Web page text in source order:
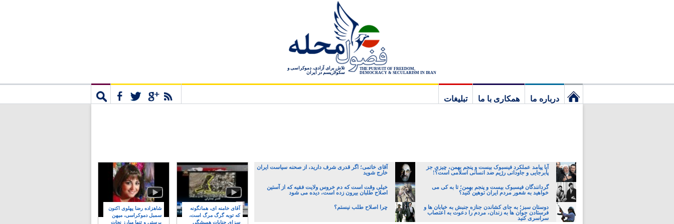
THE PURSUIT OF FREEDOM,
DEMOCRACY & SECULARISM IN IRAN
تلاش برای آزادی، دموکراسی و
سکولاریسم در ایران
درباره ما همکاری با ما
تبلیغات
آیا پیامد عملکرد فیسبوک بیست و پنجم بهمن، چیزی جز
پابرجایی و جاودانی رژیم ضد انسانی اسلامی است؟!
آقای خاتمی؛ اگر قدری شرف دارید، از صحنه سیاست ایران
خارج شوید
گردانندگان فیسبوک بیست و پنجم بهمن؛ تا به کی می
خواهید به شعور مردم ایران توهین کنید؟
خیلی وقت است که دم خروس ولایت فقیه که از آستین
اصلاح طلبان بیرون زده است، دیده می شود
دوستان سبز؛ به جای کشاندن جنازه جنبش به خیابان ها و
فرستادن جوان ها به زندان، مردم را دعوت به اعتصاب
سراسری کنید
چرا اصلاح طلب نیستم؟
شاهزاده رضا پهلوی اکنون
سمبل دموکراسی، میهن
پرستی و تنها مبارز نجات
آقای خامنه ای، همانگونه
که توبه گرگ مرگ است،
سزای جنایات همیشگی